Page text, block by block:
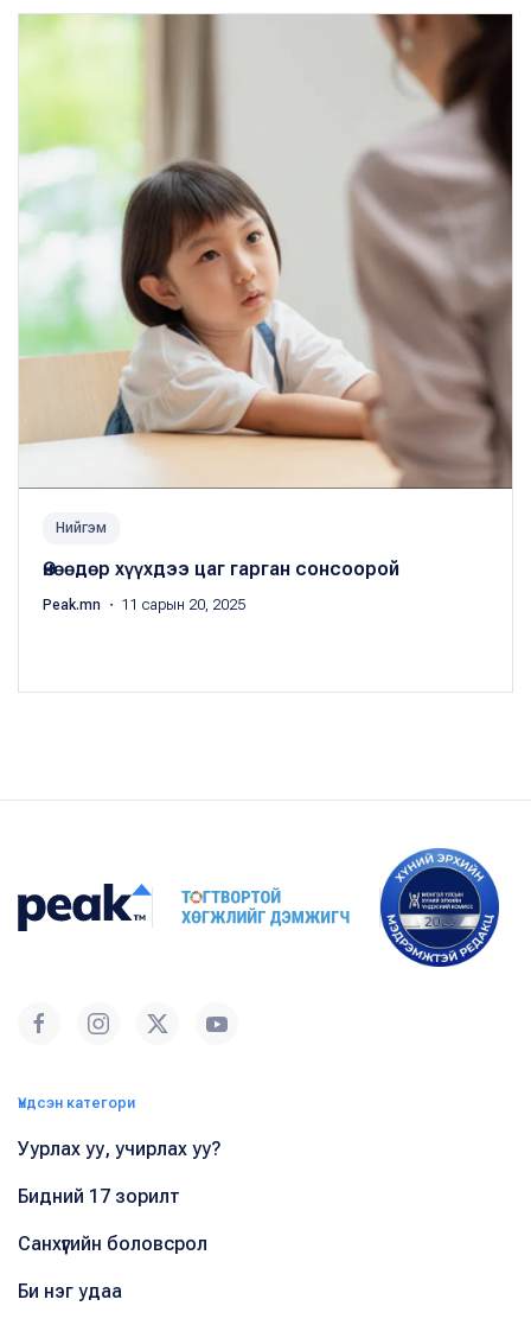
Нийгэм
Өнөөдөр хүүхдээ цаг гарган сонсоорой
Peak.mn ・ 11 сарын 20, 2025
Үндсэн категори
Уурлах уу, учирлах уу?
Бидний 17 зорилт
Санхүүгийн боловсрол
Би нэг удаа